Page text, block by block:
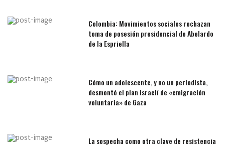
Colombia: Movimientos sociales rechazan
toma de posesión presidencial de Abelardo
de la Espriella
Cómo un adolescente, y no un periodista,
desmontó el plan israelí de «emigración
voluntaria» de Gaza
La sospecha como otra clave de resistencia